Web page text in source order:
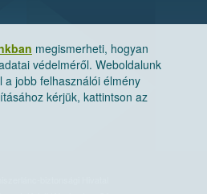
megismerheti, hogyan
védelméről. Weboldalunk
jobb felhasználói élmény
kérjük, kattintson az
biztonsági Hivatal